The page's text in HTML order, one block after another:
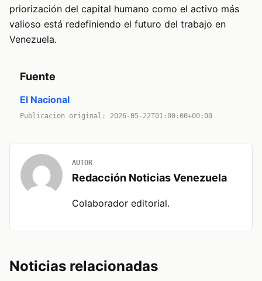
priorización del capital humano como el activo más
valioso está redefiniendo el futuro del trabajo en
Venezuela.
Fuente
El Nacional
Publicacion original: 2026-05-22T01:00:00+00:00
AUTOR
Redacción Noticias Venezuela
Colaborador editorial.
Noticias relacionadas